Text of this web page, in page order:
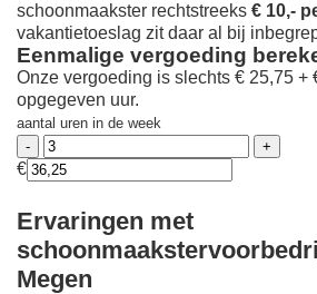
schoonmaakster rechtstreeks € 10,-
vakantietoeslag zit daar al bij
Eenmalige vergoeding
Onze vergoeding is slechts € 25,75 +
opgegeven uur.
aantal uren in de week
€
Ervaringen met
Megen